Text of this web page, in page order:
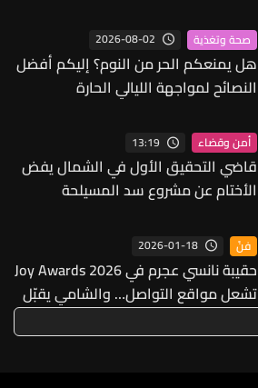
أشخاص
صحة وتغذية 2026-08-02
هل يمنعكم الحر من النوم؟ إليكم أفضل
النصائح لمواجهة الليالي الحارة
أمن وقضاء 13:19
قاضي التحقيق الأول في الشمال يفض
الأختام عن مشروع سد المسيلحة
فنّ 2026-01-18
حقيبة نانسي عجرم في Joy Awards 2026
تشعل مواقع التواصل… والشامي يقبّل
يدها داخل القاعة (فيديو وصور)